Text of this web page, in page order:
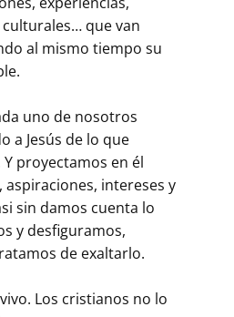
que van
al mismo tiempo su
uno de nosotros
a Jesús de lo que
proyectamos en él
aspiraciones, intereses y
sin damos cuenta lo
y desfiguramos,
de exaltarlo.
Los cristianos no lo